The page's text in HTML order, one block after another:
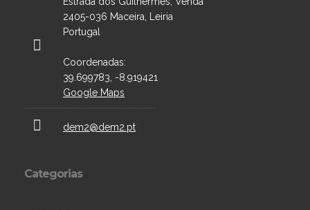
2405-036 Maceira, Leiria
Portugal
Coordenadas:
39.699783, -8.919421
Google Maps
dem2@dem2.pt
Categorias